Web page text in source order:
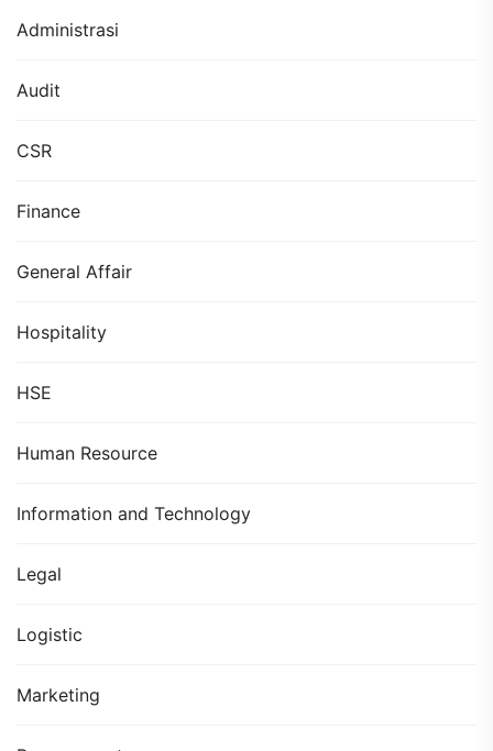
Administrasi
Audit
CSR
Finance
General Affair
Hospitality
HSE
Human Resource
Information and Technology
Legal
Logistic
Marketing